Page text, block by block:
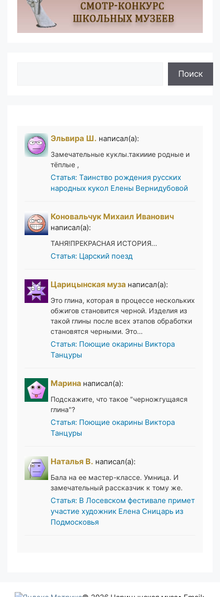
Поиск
Эльвира Ш. написал(а):
Замечательные куклы.такииие родные и
тёплые ,
Статья: Таинство рождения русских
народных кукол Елены Вернидубовой
Коновальчук Михаил Иванович
написал(а):
ТАНЯ!ПРЕКРАСНАЯ ИСТОРИЯ...
Статья: Царский поезд
Царицынская муза написал(а):
Это глина, которая в процессе нескольких
обжигов становится черной. Изделия из
такой глины после всех этапов обработки
становятся черными. Это…
Статья: Поющие окарины Виктора
Танцуры
Марина написал(а):
Подскажите, что такое "черножгущаяся
глина"?
Статья: Поющие окарины Виктора
Танцуры
Наталья В. написал(а):
Бала на ее мастер-классе. Умница. И
замечательный рассказчик к тому же.
Статья: В Лосевском фестивале примет
участие художник Елена Сницарь из
Подмосковья